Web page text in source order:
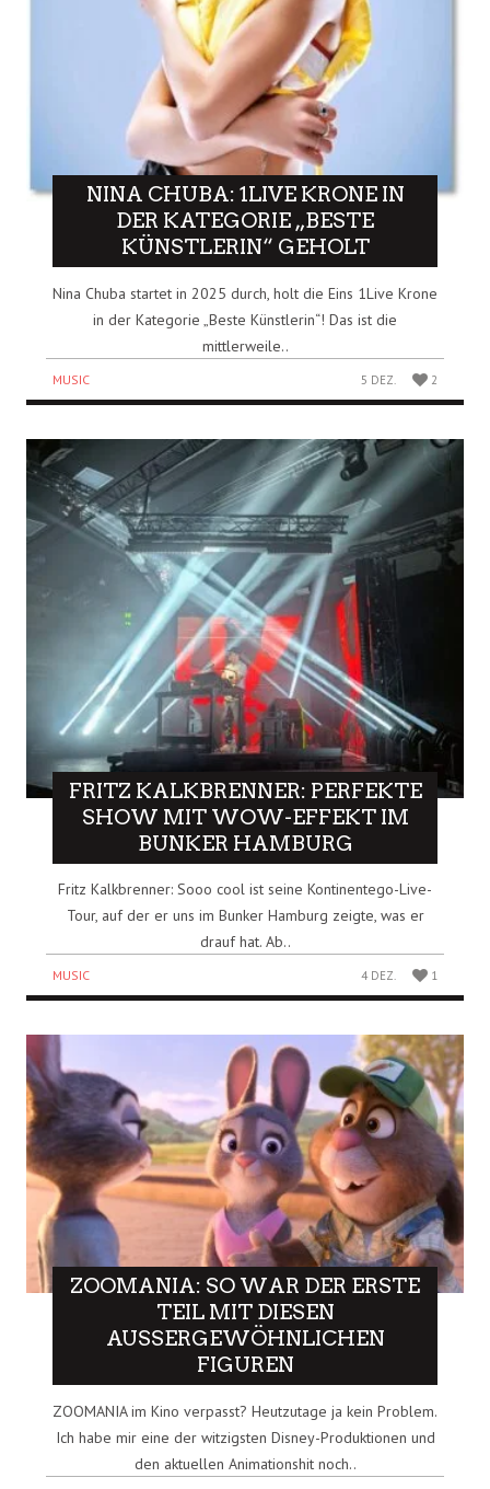
NINA CHUBA: 1LIVE KRONE IN
DER KATEGORIE „BESTE
KÜNSTLERIN“ GEHOLT
Nina Chuba startet in 2025 durch, holt die Eins 1Live Krone
in der Kategorie „Beste Künstlerin“! Das ist die
mittlerweile..
MUSIC 5 DEZ. 2
FRITZ KALKBRENNER: PERFEKTE
SHOW MIT WOW-EFFEKT IM
BUNKER HAMBURG
Fritz Kalkbrenner: Sooo cool ist seine Kontinentego-Live-
Tour, auf der er uns im Bunker Hamburg zeigte, was er
drauf hat. Ab..
MUSIC 4 DEZ. 1
ZOOMANIA: SO WAR DER ERSTE
TEIL MIT DIESEN
AUSSERGEWÖHNLICHEN F
IGUREN
ZOOMANIA im Kino verpasst? Heutzutage ja kein Problem.
Ich habe mir eine der witzigsten Disney-Produktionen und
den aktuellen Animationshit noch..